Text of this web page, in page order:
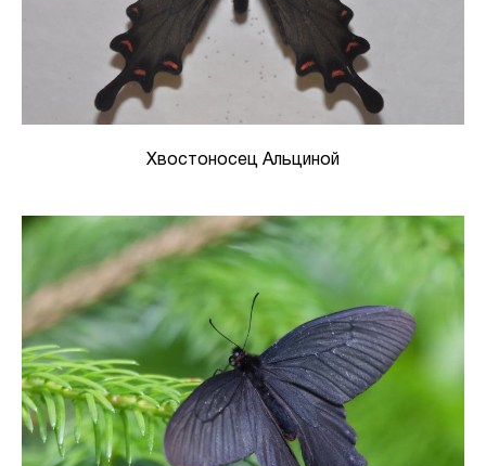
Хвостоносец Альциной